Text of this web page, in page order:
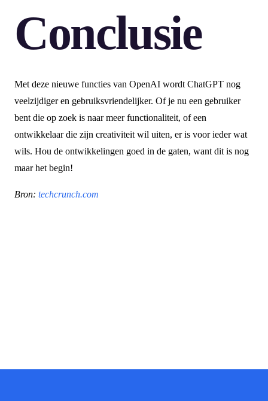
Conclusie
Met deze nieuwe functies van OpenAI wordt ChatGPT nog
veelzijdiger en gebruiksvriendelijker. Of je nu een gebruiker
bent die op zoek is naar meer functionaliteit, of een
ontwikkelaar die zijn creativiteit wil uiten, er is voor ieder wat
wils. Hou de ontwikkelingen goed in de gaten, want dit is nog
maar het begin!
Bron: techcrunch.com